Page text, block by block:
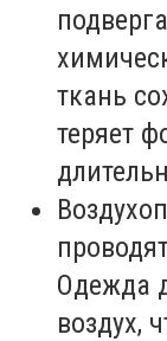
ткань
теряет
Одежда
воздух,